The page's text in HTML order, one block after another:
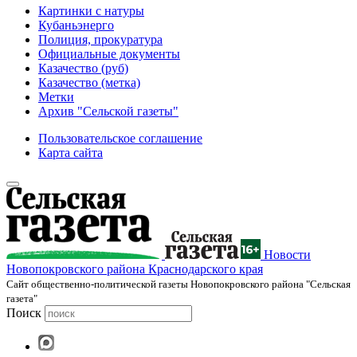
Картинки с натуры
Кубаньэнерго
Полиция, прокуратура
Официальные документы
Казачество (руб)
Казачество (метка)
Метки
Архив "Сельской газеты"
Пользовательское соглашение
Карта сайта
Новости
Новопокровского района Краснодарского края
Cайт общественно-политической газеты Новопокровского района "Сельская
газета"
Поиск